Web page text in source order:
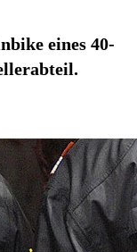
eines 40-